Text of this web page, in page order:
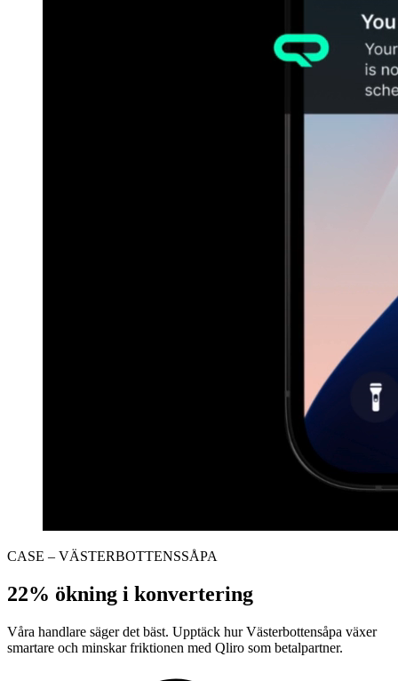
CASE – VÄSTERBOTTENSSÅPA
22% ökning i konvertering
Våra handlare säger det bäst. Upptäck hur Västerbottensåpa växer
smartare och minskar friktionen med Qliro som betalpartner.